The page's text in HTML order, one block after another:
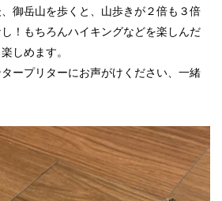
御岳山を歩くと、山歩きが２倍も３倍
！もちろんハイキングなどを楽しんだ
しめます。
ープリターにお声がけください、一緒